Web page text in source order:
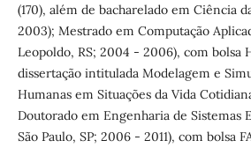
(170), além de bacharelado em Ciência
2003); Mestrado em Computação
Leopoldo, RS; 2004 - 2006), com bolsa
dissertação intitulada Modelagem e
Humanas em Situações da Vida
Doutorado em Engenharia de Sistemas
São Paulo, SP; 2006 - 2011), com bolsa